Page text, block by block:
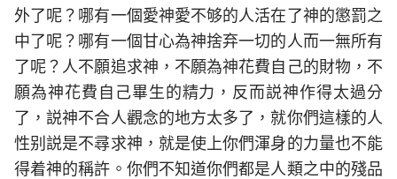
外了呢？哪有一個愛神愛不够的人活在了神的懲罰之
中了呢？哪有一個甘心為神捨弃一切的人而一無所有
了呢？人不願追求神，不願為神花費自己的財物，不
願為神花費自己畢生的精力，反而説神作得太過分
了，説神不合人觀念的地方太多了，就你們這樣的人
性别説是不尋求神，就是使上你們渾身的力量也不能
得着神的稱許。你們不知道你們都是人類之中的殘品